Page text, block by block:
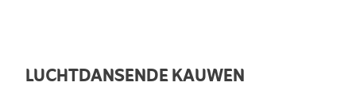
LUCHTDANSENDE KAUWEN